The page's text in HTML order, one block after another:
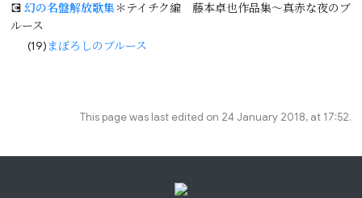
💽幻の名盤解放歌集＊テイチク編 藤本卓也作品集～真赤な夜のブ
ルース
(19)まぼろしのブルース
This page was last edited on 24 January 2018, at 17:52.